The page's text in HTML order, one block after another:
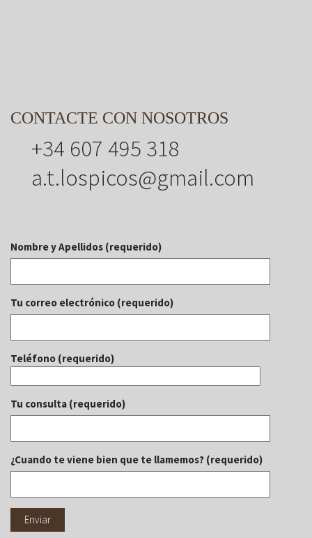
CONTACTE CON NOSOTROS
+34 607 495 318
a.t.lospicos@gmail.com
Nombre y Apellidos (requerido)
Tu correo electrónico (requerido)
Teléfono (requerido)
Tu consulta (requerido)
¿Cuando te viene bien que te llamemos? (requerido)